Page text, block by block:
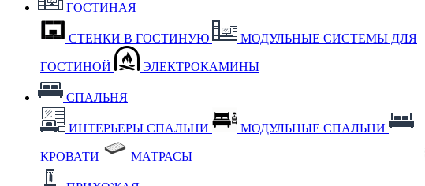
ГОСТИНАЯ
СТЕНКИ В ГОСТИНУЮ МОДУЛЬНЫЕ СИСТЕМЫ ДЛЯ
ГОСТИНОЙ ЭЛЕКТРОКАМИНЫ
СПАЛЬНЯ
ИНТЕРЬЕРЫ СПАЛЬНИ МОДУЛЬНЫЕ СПАЛЬНИ
КРОВАТИ МАТРАСЫ